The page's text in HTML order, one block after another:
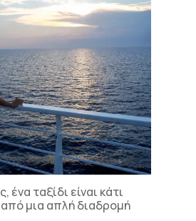
ένα ταξίδι είναι κάτι
μια απλή διαδρομή